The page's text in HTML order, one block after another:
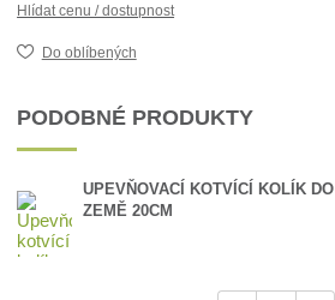
Hlídat cenu / dostupnost
Do oblíbených
PODOBNÉ PRODUKTY
UPEVŇOVACÍ KOTVÍCÍ KOLÍK DO
ZEMĚ 20CM